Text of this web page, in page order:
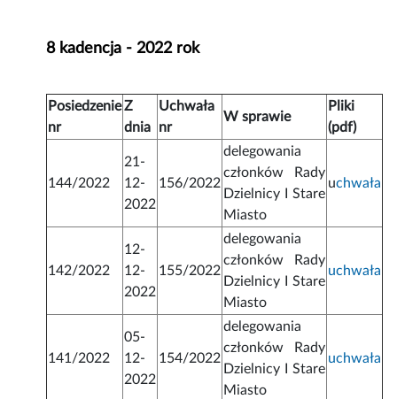
8 kadencja - 2022 rok
Posiedzenie
nr
Z
dnia
Uchwała
nr
W sprawie
Pliki
(pdf)
144/2022
21-
12-
2022
156/2022
delegowania
członków Rady
Dzielnicy I Stare
Miasto
uchwała
142/2022
12-
12-
2022
155/2022
delegowania
członków Rady
Dzielnicy I Stare
Miasto
uchwała
141/2022
05-
12-
2022
154/2022
delegowania
członków Rady
Dzielnicy I Stare
Miasto
uchwała